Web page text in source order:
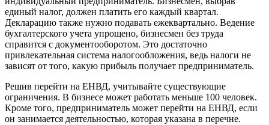
единый налог, должен платить его каждый квартал.
Декларацию также нужно подавать ежеквартально. Ведение
бухгалтерского учета упрощено, бизнесмен без труда
справится с документооборотом. Это достаточно
привлекательная система налогообложения, ведь налоги не
зависят от того, какую прибыль получает предприниматель.
Решив перейти на ЕНВД, учитывайте существующие
ограничения. В бизнесе может работать меньше 100 человек.
Кроме того, предприниматель может перейти на ЕНВД, если
он занимается деятельностью, которая указана в перечне.